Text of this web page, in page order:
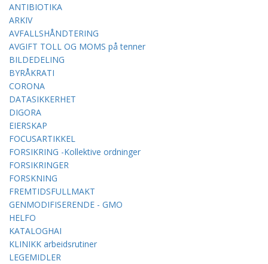
ANTIBIOTIKA
ARKIV
AVFALLSHÅNDTERING
AVGIFT TOLL OG MOMS på tenner
BILDEDELING
BYRÅKRATI
CORONA
DATASIKKERHET
DIGORA
EIERSKAP
FOCUSARTIKKEL
FORSIKRING -Kollektive ordninger
FORSIKRINGER
FORSKNING
FREMTIDSFULLMAKT
GENMODIFISERENDE - GMO
HELFO
KATALOGHAI
KLINIKK arbeidsrutiner
LEGEMIDLER